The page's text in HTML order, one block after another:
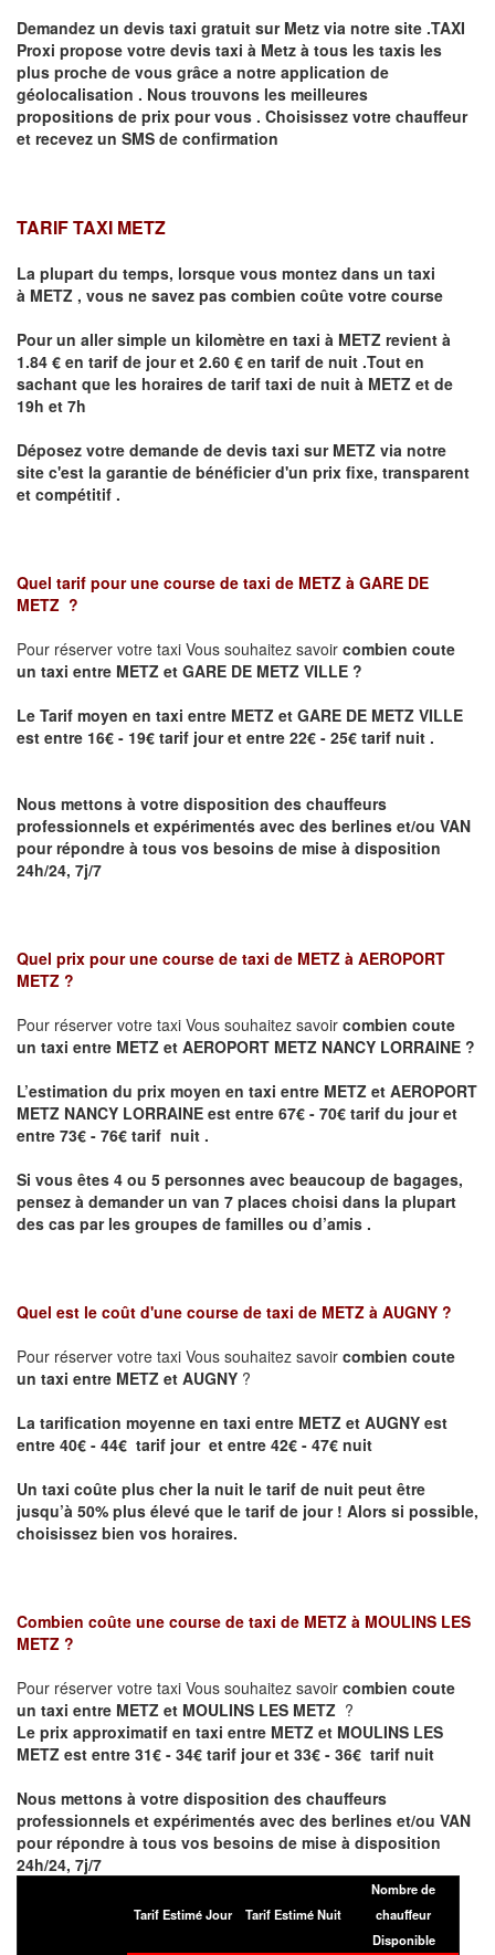
Demandez un devis taxi gratuit sur Metz via notre site .TAXI
Proxi propose votre devis taxi à Metz à tous les taxis les
plus proche de vous grâce a notre application de
géolocalisation . Nous trouvons les meilleures
propositions de prix pour vous . Choisissez votre chauffeur
et recevez un SMS de confirmation
TARIF TAXI METZ
La plupart du temps, lorsque vous montez dans un taxi
à METZ , vous ne savez pas combien coûte votre course
Pour un aller simple un kilomètre en taxi à METZ revient à
1.84 € en tarif de jour et 2.60 € en tarif de nuit .Tout en
sachant que les horaires de tarif taxi de nuit à METZ et de
19h et 7h
Déposez votre demande de devis taxi sur METZ via notre
site c'est la garantie de bénéficier d'un prix fixe, transparent
et compétitif .
Quel tarif pour une course de taxi de METZ à GARE DE
METZ ?
Pour réserver votre taxi Vous souhaitez savoir combien coute
un taxi entre METZ et GARE DE METZ VILLE ?
Le Tarif moyen en taxi entre METZ et GARE DE METZ VILLE
est entre 16€ - 19€ tarif jour et entre 22€ - 25€ tarif nuit .
Nous mettons à votre disposition des chauffeurs
professionnels et expérimentés avec des berlines et/ou VAN
pour répondre à tous vos besoins de mise à disposition
24h/24, 7j/7
Quel prix pour une course de taxi de METZ à AEROPORT
METZ ?
Pour réserver votre taxi Vous souhaitez savoir combien coute
un taxi entre METZ et AEROPORT METZ NANCY LORRAINE ?
L’estimation du prix moyen en taxi entre METZ et AEROPORT
METZ NANCY LORRAINE est entre 67€ - 70€ tarif du jour et
entre 73€ - 76€ tarif nuit .
Si vous êtes 4 ou 5 personnes avec beaucoup de bagages,
pensez à demander un van 7 places choisi dans la plupart
des cas par les groupes de familles ou d’amis .
Quel est le coût d'une course de taxi de METZ à AUGNY ?
Pour réserver votre taxi Vous souhaitez savoir combien coute
un taxi entre METZ et AUGNY ?
La tarification moyenne en taxi entre METZ et AUGNY est
entre 40€ - 44€ tarif jour et entre 42€ - 47€ nuit
Un taxi coûte plus cher la nuit le tarif de nuit peut être
jusqu’à 50% plus élevé que le tarif de jour ! Alors si possible,
choisissez bien vos horaires.
Combien coûte une course de taxi de METZ à MOULINS LES
METZ ?
Pour réserver votre taxi Vous souhaitez savoir combien coute
un taxi entre METZ et MOULINS LES METZ ?
Le prix approximatif en taxi entre METZ et MOULINS LES
METZ est entre 31€ - 34€ tarif jour et 33€ - 36€ tarif nuit
Nous mettons à votre disposition des chauffeurs
professionnels et expérimentés avec des berlines et/ou VAN
pour répondre à tous vos besoins de mise à disposition
24h/24, 7j/7
Tarif Estimé Jour Tarif Estimé Nuit
Nombre de
chauffeur
Disponible